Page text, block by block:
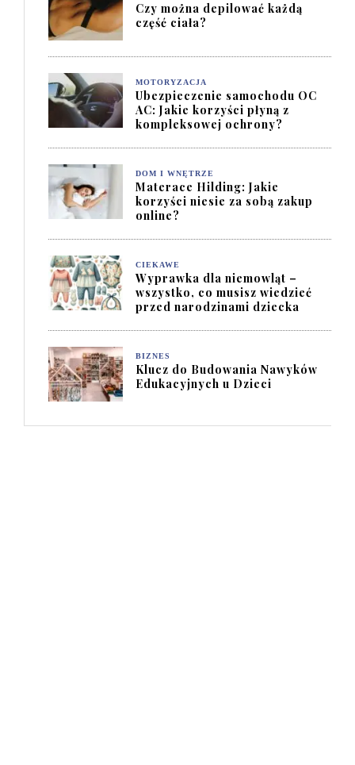
Czy można depilować każdą
część ciała?
MOTORYZACJA
Ubezpieczenie samochodu OC
AC: Jakie korzyści płyną z
kompleksowej ochrony?
DOM I WNĘTRZE
Materace Hilding: Jakie
korzyści niesie za sobą zakup
online?
CIEKAWE
Wyprawka dla niemowląt –
wszystko, co musisz wiedzieć
przed narodzinami dziecka
BIZNES
Klucz do Budowania Nawyków
Edukacyjnych u Dzieci